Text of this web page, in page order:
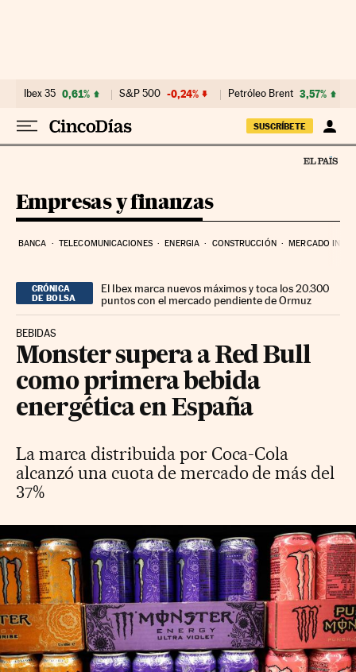
Ibex 35 0,61% S&P 500 -0,24% Petróleo Brent 3,57%
SUSCRÍBETE
Empresas y finanzas
BANCA TELECOMUNICACIONES ENERGIA CONSTRUCCIÓN MERCADO
CRÓNICA
DE BOLSA
El Ibex marca nuevos máximos y toca los 20.300
puntos con el mercado pendiente de Ormuz
BEBIDAS
Monster supera a Red Bull
como primera bebida
energética en España
La marca distribuida por Coca-Cola
alcanzó una cuota de mercado de más del
37%